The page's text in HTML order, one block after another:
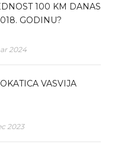
100 KM DANAS
GODINU?
2024
VASVIJA
2023